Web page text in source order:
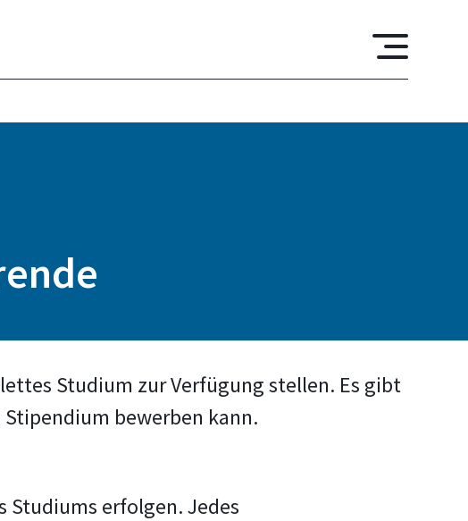
Studium zur Verfügung stellen. Es gibt
bewerben kann.
Studiums erfolgen. Jedes